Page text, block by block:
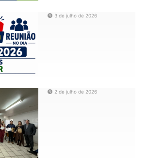
3 de julho de 2026
2 de julho de 2026